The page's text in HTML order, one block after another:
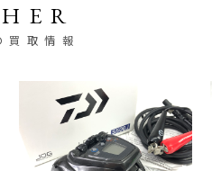
買取情報